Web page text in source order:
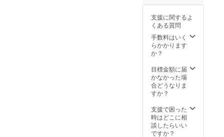
支援に関するよ
くある質問
手数料はいく
らかかります
か？
目標金額に届
かなかった場
合どうなりま
すか？
支援で困った
時はどこに相
談したらいい
ですか？